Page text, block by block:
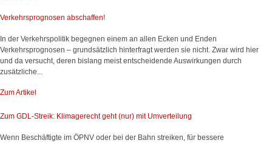
Verkehrsprognosen abschaffen!
In der Verkehrspolitik begegnen einem an allen Ecken und Enden
Verkehrsprognosen – grundsätzlich hinterfragt werden sie nicht. Zwar wird hier
und da versucht, deren bislang meist entscheidende Auswirkungen durch
zusätzliche...
Zum Artikel
Zum GDL-Streik: Klimagerecht geht (nur) mit Umverteilung
Wenn Beschäftigte im ÖPNV oder bei der Bahn streiken, für bessere